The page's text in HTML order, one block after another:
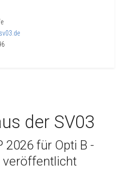
der SV03
2026 für Opti B -
veröffentlicht